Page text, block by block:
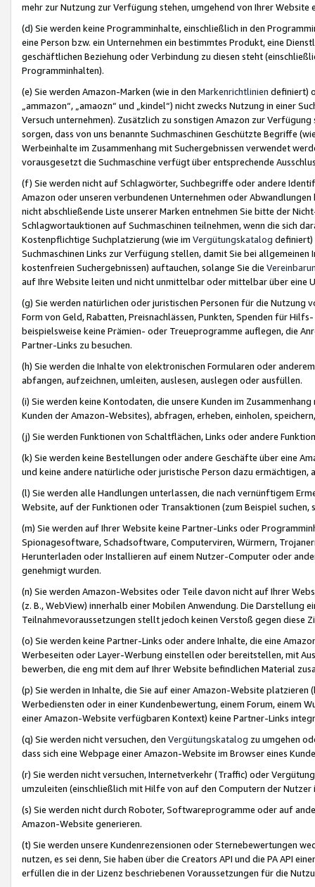
mehr zur Nutzung zur Verfügung stehen, umgehend von Ihrer
(d) Sie werden keine Programminhalte, einschließlich in den
eine Person bzw. ein Unternehmen ein bestimmtes Produkt, eine
geschäftlichen Beziehung oder Verbindung zu diesen steht
Programminhalten).
(e) Sie werden Amazon-Marken (wie in den Markenrichtlinien definiert)
„ammazon“, „amaozn“ und „kindel“) nicht zwecks Nutzung in einer
Versuch unternehmen). Zusätzlich zu sonstigen Amazon zur
sorgen, dass von uns benannte Suchmaschinen Geschützte Begriffe
Werbeinhalte im Zusammenhang mit Suchergebnissen verwendet
vorausgesetzt die Suchmaschine verfügt über entsprechende
(f) Sie werden nicht auf Schlagwörter, Suchbegriffe oder andere
Amazon oder unseren verbundenen Unternehmen oder
nicht abschließende Liste unserer Marken entnehmen Sie bitte der
Schlagwortauktionen auf Suchmaschinen teilnehmen, wenn die sich
Kostenpflichtige Suchplatzierung (wie im Vergütungskatalog definiert)
Suchmaschinen Links zur Verfügung stellen, damit Sie bei
kostenfreien Suchergebnissen) auftauchen, solange Sie die
auf Ihre Website leiten und nicht unmittelbar oder mittelbar über eine
(g) Sie werden natürlichen oder juristischen Personen für die Nutzung
Form von Geld, Rabatten, Preisnachlässen, Punkten, Spenden für
beispielsweise keine Prämien- oder Treueprogramme auflegen, die
Partner-Links zu besuchen.
(h) Sie werden die Inhalte von elektronischen Formularen oder
abfangen, aufzeichnen, umleiten, auslesen, auslegen oder ausfüllen.
(i) Sie werden keine Kontodaten, die unsere Kunden im
Kunden der Amazon-Websites), abfragen, erheben, einholen,
(j) Sie werden Funktionen von Schaltflächen, Links oder andere
(k) Sie werden keine Bestellungen oder andere Geschäfte über eine
und keine andere natürliche oder juristische Person dazu
(l) Sie werden alle Handlungen unterlassen, die nach vernünftigem
Website, auf der Funktionen oder Transaktionen (zum Beispiel
(m) Sie werden auf Ihrer Website keine Partner-Links oder
Spionagesoftware, Schadsoftware, Computerviren, Würmern,
Herunterladen oder Installieren auf einem Nutzer-Computer oder
genehmigt wurden.
(n) Sie werden Amazon-Websites oder Teile davon nicht auf Ihrer
(z. B., WebView) innerhalb einer Mobilen Anwendung. Die Darstellung
Teilnahmevoraussetzungen stellt jedoch keinen Verstoß gegen diese
(o) Sie werden keine Partner-Links oder andere Inhalte, die eine
Werbeseiten oder Layer-Werbung einstellen oder bereitstellen, mit
bewerben, die eng mit dem auf Ihrer Website befindlichen Material
(p) Sie werden in Inhalte, die Sie auf einer Amazon-Website
Werbediensten oder in einer Kundenbewertung, einem Forum, einem
einer Amazon-Website verfügbaren Kontext) keine Partner-Links
(q) Sie werden nicht versuchen, den Vergütungskatalog zu umgehen
dass sich eine Webpage einer Amazon-Website im Browser eines
(r) Sie werden nicht versuchen, Internetverkehr (Traffic) oder
umzuleiten (einschließlich mit Hilfe von auf den Computern der
(s) Sie werden nicht durch Roboter, Softwareprogramme oder auf
Amazon-Website generieren.
(t) Sie werden unsere Kundenrezensionen oder Sternebewertungen
nutzen, es sei denn, Sie haben über die Creators API und die PA API
erfüllen die in der Lizenz beschriebenen Voraussetzungen für die